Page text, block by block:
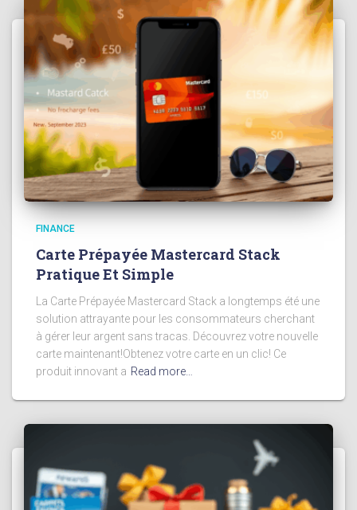
FINANCE
Carte Prépayée Mastercard Stack
Pratique Et Simple
La Carte Prépayée Mastercard Stack a longtemps été une
solution attrayante pour les consommateurs cherchant
à gérer leur argent sans tracas. Découvrez votre nouvelle
carte maintenant!Obtenez votre carte en un clic! Ce
produit innovant a Read more…